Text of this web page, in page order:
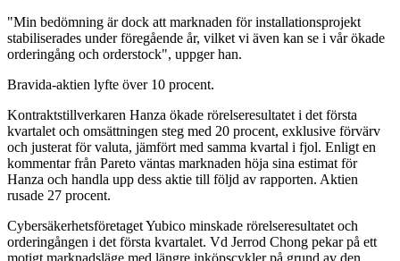
"Min bedömning är dock att marknaden för installationsprojekt
stabiliserades under föregående år, vilket vi även kan se i vår ökade
orderingång och orderstock", uppger han.
Bravida-aktien lyfte över 10 procent.
Kontraktstillverkaren Hanza ökade rörelseresultatet i det första
kvartalet och omsättningen steg med 20 procent, exklusive förvärv
och justerat för valuta, jämfört med samma kvartal i fjol. Enligt en
kommentar från Pareto väntas marknaden höja sina estimat för
Hanza och handla upp dess aktie till följd av rapporten. Aktien
rusade 27 procent.
Cybersäkerhetsföretaget Yubico minskade rörelseresultatet och
orderingången i det första kvartalet. Vd Jerrod Chong pekar på ett
motigt marknadsläge med längre inköpscykler på grund av den